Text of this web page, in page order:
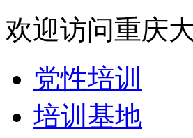
欢迎访问重庆
党性培训
培训基地